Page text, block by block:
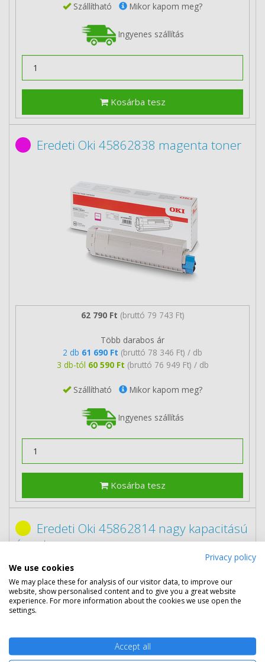
Szállítható Mikor kapom meg?
Ingyenes szállítás
Kosárba tesz
Eredeti Oki 45862838 magenta toner
62 790 Ft (bruttó 79 743 Ft)
Több darabos ár
2 db 61 690 Ft (bruttó 78 346 Ft) / db
3 db-tól 60 590 Ft (bruttó 76 949 Ft) / db
Szállítható Mikor kapom meg?
Ingyenes szállítás
Kosárba tesz
Eredeti Oki 45862814 nagy kapacitású
sárga toner
Privacy policy
We use cookies
We may place these for analysis of our visitor data, to improve our
website, show personalised content and to give you a great website
experience. For more information about the cookies we use open the
settings.
Accept all